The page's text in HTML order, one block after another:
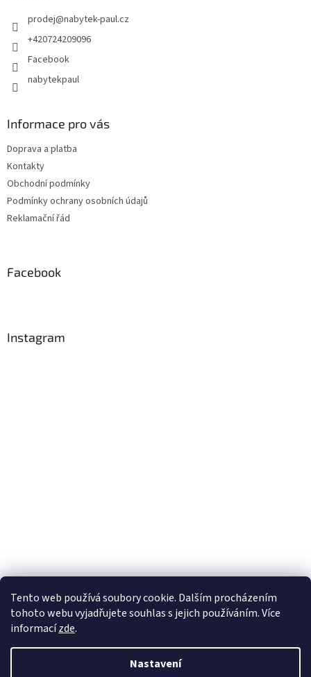
Tento web používá soubory cookie. Dalším procházením
tohoto webu vyjadřujete souhlas s jejich používáním. Více
informacízde.
Nastavení
prodej@nabytek-paul.cz
+420724209096
Facebook
nabytekpaul
Informace pro vás
Doprava a platba
Kontakty
Obchodní podmínky
Podmínky ochrany osobních údajů
Reklamační řád
Facebook
Instagram